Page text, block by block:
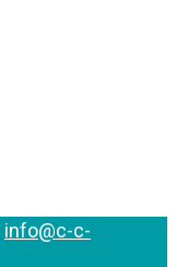
info@c-c-